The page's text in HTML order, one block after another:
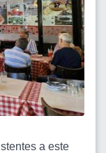
a este